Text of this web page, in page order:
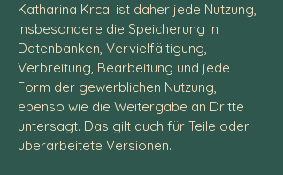
Katharina Krcal ist daher jede Nutzung,
insbesondere die Speicherung in
Datenbanken, Vervielfältigung,
Verbreitung, Bearbeitung und jede
Form der gewerblichen Nutzung,
ebenso wie die Weitergabe an Dritte
untersagt. Das gilt auch für Teile oder
überarbeitete Versionen.